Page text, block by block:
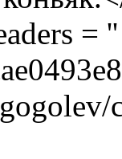
=